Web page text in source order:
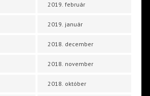
2019. február
2019. január
2018. december
2018. november
2018. október